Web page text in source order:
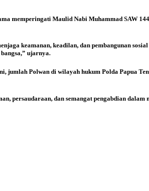
memperingati Maulid Nabi Muhammad SAW
keamanan, keadilan, dan pembangunan
ujarnya.
jumlah Polwan di wilayah hukum Polda Papua
persaudaraan, dan semangat pengabdian dalam